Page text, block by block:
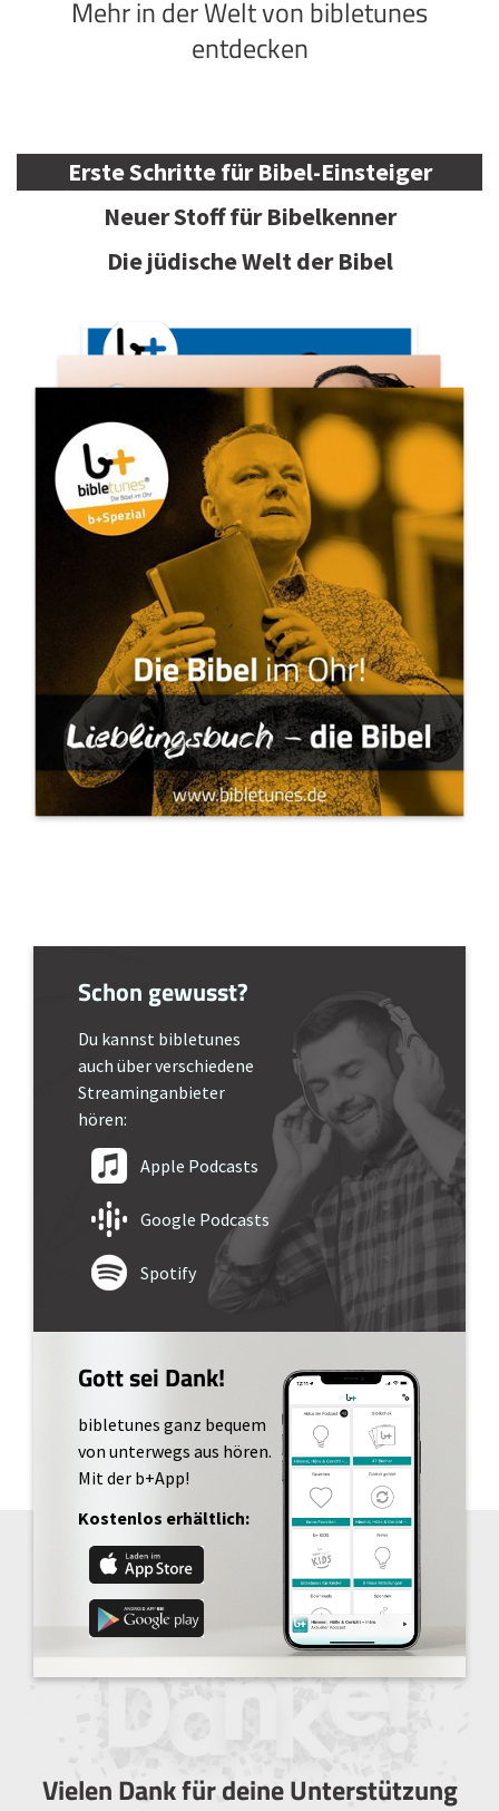
Mehr in der Welt von bibletunes
entdecken
Erste Schritte für Bibel-Einsteiger
Neuer Stoff für Bibelkenner
Die jüdische Welt der Bibel
Schon gewusst?
Du kannst bibletunes
auch über verschiedene
Streaminganbieter
hören:
Apple Podcasts
Google Podcasts
Spotify
Gott sei Dank!
bibletunes ganz bequem
von unterwegs aus hören.
Mit der b+App!
Kostenlos erhältlich:
Vielen Dank für deine Unterstützung